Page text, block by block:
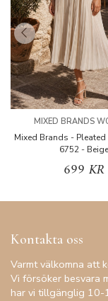
MIXED BRANDS
Mixed Brands -
6752 - Beige
699 KR
Kontakta oss
Varmt välkomna att
Vi försöker besvara
har vi tillgänglig 10-